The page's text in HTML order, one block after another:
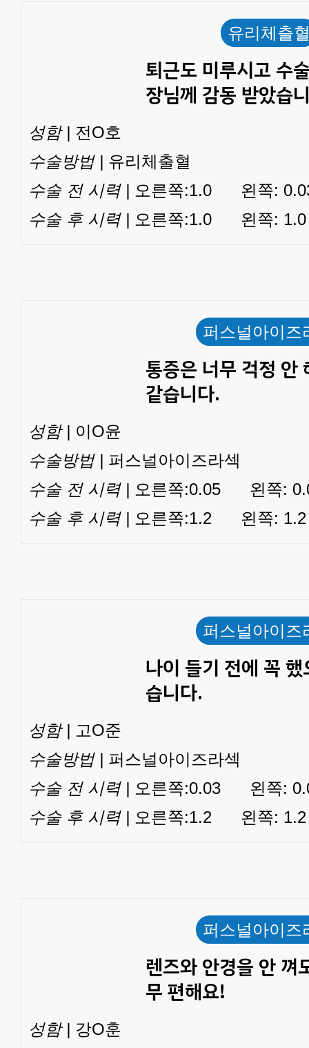
유리체출
퇴근도 미루시고 수
장님께 감동 받았습
성함 | 전O호
수술방법 | 유리체출혈
수술 전 시력 | 오른쪽:1.0 왼쪽:
수술 후 시력 | 오른쪽:1.0 왼쪽: 1.0
퍼스널아이즈
통증은 너무 걱정 안
같습니다.
성함 | 이O윤
수술방법 | 퍼스널아이즈라섹
수술 전 시력 | 오른쪽:0.05 왼쪽:
수술 후 시력 | 오른쪽:1.2 왼쪽: 1.2
퍼스널아이즈
나이 들기 전에 꼭
습니다.
성함 | 고O준
수술방법 | 퍼스널아이즈라섹
수술 전 시력 | 오른쪽:0.03 왼쪽:
수술 후 시력 | 오른쪽:1.2 왼쪽: 1.2
퍼스널아이즈
렌즈와 안경을 안 껴
무 편해요!
성함 | 강O훈